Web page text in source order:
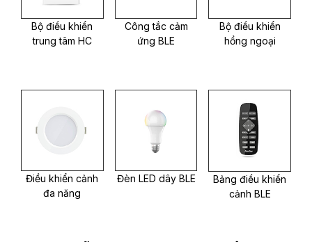
Bộ điều khiển
trung tâm HC
Công tắc cảm
ứng BLE
Bộ điều khiển
hồng ngoại
Điều khiển cảnh
đa năng
Đèn LED dây BLE
Bảng điều khiển
cảnh BLE